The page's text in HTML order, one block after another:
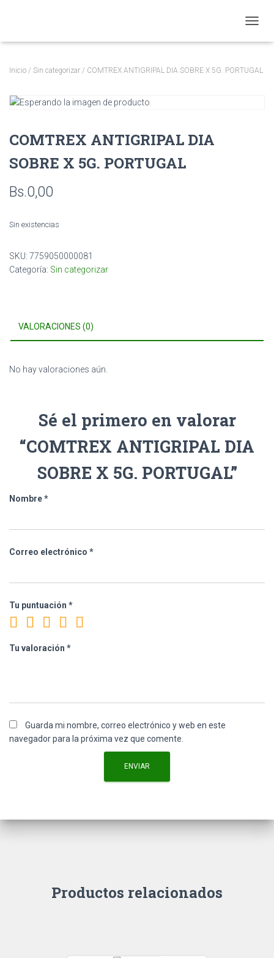
Inicio / Sin categorizar / COMTREX ANTIGRIPAL DIA SOBRE X 5G. PORTUGAL
COMTREX ANTIGRIPAL DIA
SOBRE X 5G. PORTUGAL
Bs.0,00
Sin existencias
SKU: 7759050000081
Categoría: Sin categorizar
VALORACIONES (0)
No hay valoraciones aún.
Sé el primero en valorar
“COMTREX ANTIGRIPAL DIA
SOBRE X 5G. PORTUGAL”
Nombre*
Correo electrónico *
Tu puntuación *
Tu valoración *
Guarda mi nombre, correo electrónico y web en este
navegador para la próxima vez que comente.
Productos relacionados